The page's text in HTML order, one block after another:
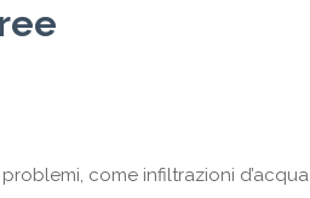
come infiltrazioni d’acqua